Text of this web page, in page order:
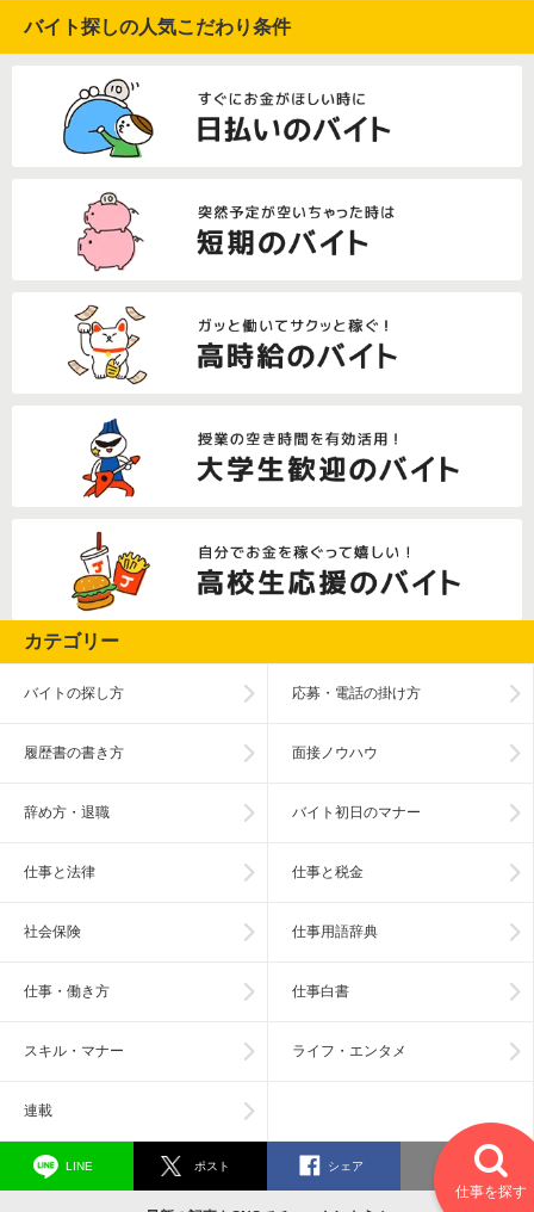
バイト探しの人気こだわり条件
カテゴリー
バイトの探し方 応募・電話の掛け方
履歴書の書き方 面接ノウハウ
辞め方・退職 バイト初日のマナー
仕事と法律 仕事と税金
社会保険 仕事用語辞典
仕事・働き方 仕事白書
スキル・マナー ライフ・エンタメ
連載
LINE ポスト シェア SNS
仕事を探す